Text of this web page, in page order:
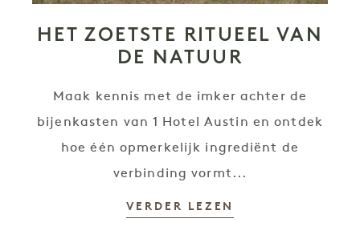
HET ZOETSTE RITUEEL VAN
DE NATUUR
Maak kennis met de imker achter de
bijenkasten van 1 Hotel Austin en ontdek
hoe één opmerkelijk ingrediënt de
verbinding vormt...
VERDER LEZEN